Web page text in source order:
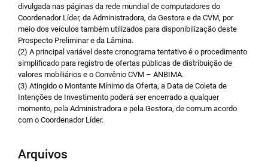
divulgada nas páginas da rede mundial de computadores do
Coordenador Líder, da Administradora, da Gestora e da CVM, por
meio dos veículos também utilizados para disponibilização deste
Prospecto Preliminar e da Lâmina.
(2) A principal variável deste cronograma tentativo é o procedimento
simplificado para registro de ofertas públicas de distribuição de
valores mobiliários e o Convênio CVM – ANBIMA.
(3) Atingido o Montante Mínimo da Oferta, a Data de Coleta de
Intenções de Investimento poderá ser encerrado a qualquer
momento, pela Administradora e pela Gestora, de comum acordo
com o Coordenador Líder.
Arquivos